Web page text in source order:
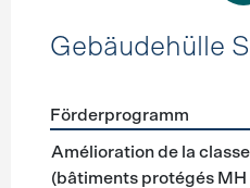
Gebäudehülle
Förderprogramme
Förderprogramm
Amélioration de la
(bâtiments protégés MH